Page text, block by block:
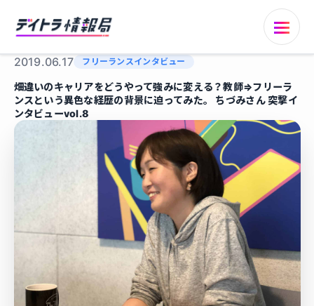
2019.06.17 フリーランスインタビュー
畑違いのキャリアをどうやって強みに変える？教師⇒フリーラ
ンスという異色な経歴の背景に迫ってみた。 ちづみさん 突撃イ
ンタビューvol.8